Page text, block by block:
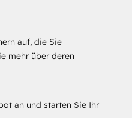
auf, die Sie
mehr über deren
an und starten Sie Ihr